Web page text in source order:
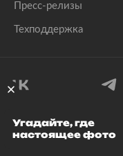
Пресс-релизы
Техподдержка
©
Угадайте, где
настоящее фото